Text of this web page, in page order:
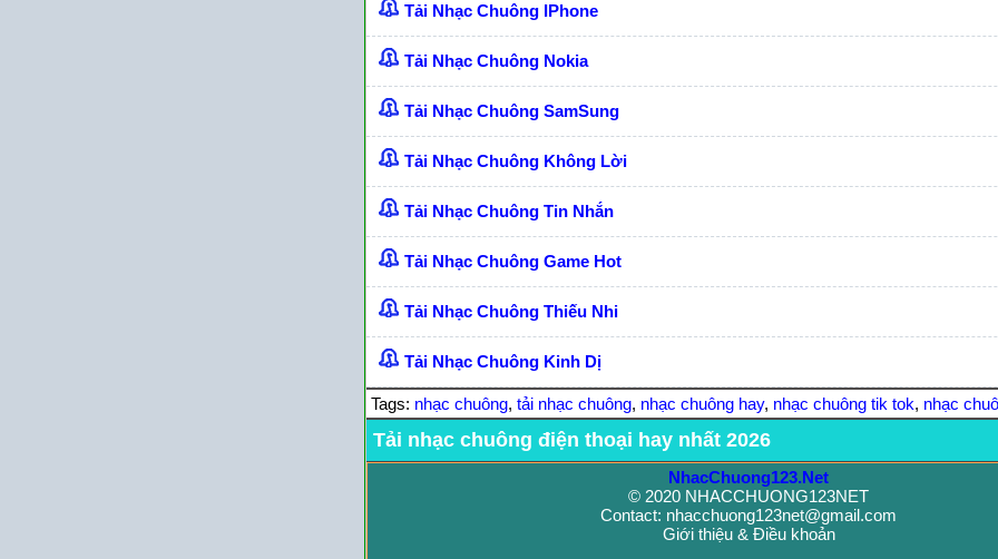
Tải Nhạc Chuông IPhone
Tải Nhạc Chuông Nokia
Tải Nhạc Chuông SamSung
Tải Nhạc Chuông Không Lời
Tải Nhạc Chuông Tin Nhắn
Tải Nhạc Chuông Game Hot
Tải Nhạc Chuông Thiếu Nhi
Tải Nhạc Chuông Kinh Dị
Tags: nhạc chuông, tải nhạc chuông, nhạc chuông hay, nhạc chuông tik tok, nhạc
Tải nhạc chuông điện thoại hay nhất 2026
NhacChuong123.Net
© 2020 NHACCHUONG123NET
Contact: nhacchuong123net@gmail.com
Giới thiệu & Điều khoản